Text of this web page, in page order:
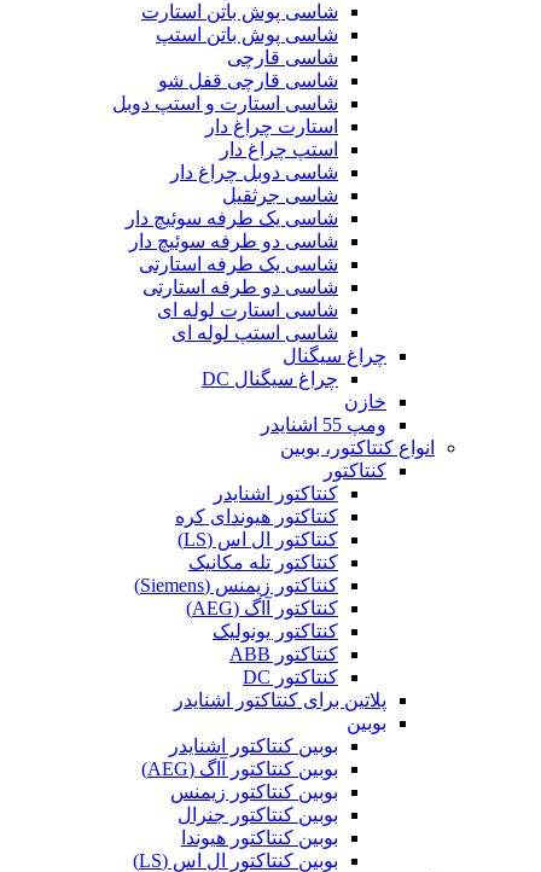
شاسی پوش باتن استارت
شاسی پوش باتن استپ
شاسی قارچی
شاسی قارچی قفل شو
شاسی استارت و استپ دوبل
استارت چراغ دار
استپ چراغ دار
شاسی دوبل چراغ دار
شاسی جرثقیل
شاسی یک طرفه سوئیچ دار
شاسی دو طرفه سوئیچ دار
شاسی یک طرفه استارتی
شاسی دو طرفه استارتی
شاسی استارت لوله ای
شاسی استپ لوله ای
چراغ سیگنال
چراغ سیگنال DC
خازن
ومپ 55 اشنایدر
انواع کنتاکتور، بوبین
کنتاکتور
کنتاکتور اشنایدر
کنتاکتور هیوندای کره
کنتاکتور ال اس (LS)
کنتاکتور تله مکانیک
کنتاکتور زیمنس (Siemens)
کنتاکتور آاگ (AEG)
کنتاکتور یونولیک
کنتاکتور ABB
کنتاکتور DC
پلاتین برای کنتاکتور اشنایدر
بوبین
بوبین کنتاکتور اشنایدر
بوبین کنتاکتور آاگ (AEG)
بوبین کنتاکتور زیمنس
بوبین کنتاکتور جنرال
بوبین کنتاکتور هیوندا
بوبین کنتاکتور ال اس (LS)